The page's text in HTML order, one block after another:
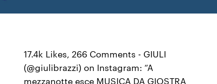
17.4k Likes, 266 Comments - GIULI
(@giulibrazzi) on Instagram: “A
mezzanotte esce MUSICA DA GIOSTRA